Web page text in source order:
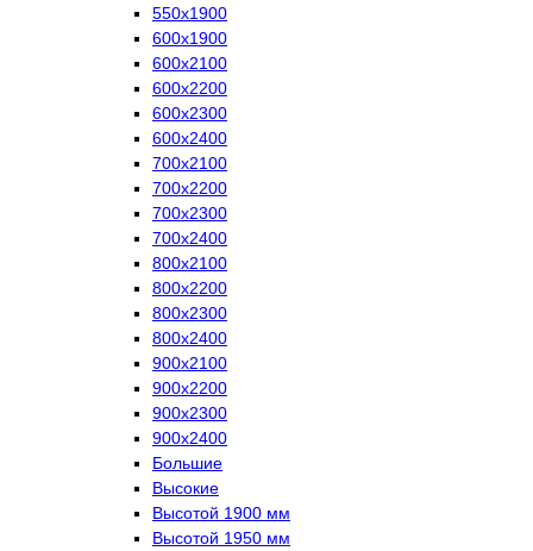
550х1900
600х1900
600х2100
600х2200
600х2300
600х2400
700х2100
700х2200
700х2300
700х2400
800х2100
800х2200
800х2300
800х2400
900х2100
900х2200
900х2300
900х2400
Большие
Высокие
Высотой 1900 мм
Высотой 1950 мм